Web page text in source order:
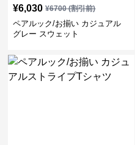
¥6,030 ¥6700(割引前)
ペアルック/お揃い カジュアル
グレー スウェット